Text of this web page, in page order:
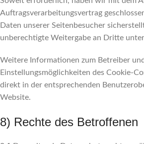
Auftragsverarbeitungsvertrag
Daten unserer Seitenbesucher
unberechtigte Weitergabe an Dritte
Weitere Informationen zum Betreiber
Einstellungsmöglichkeiten des Cookie-
direkt in der entsprechenden
Website.
8) Rechte des Betroffenen